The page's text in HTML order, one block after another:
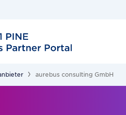
aurebus consulting GmbH